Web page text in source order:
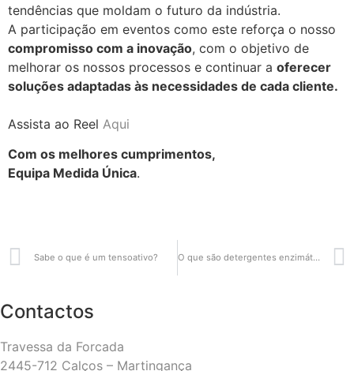
tendências que moldam o futuro da indústria.
A participação em eventos como este reforça o nosso
compromisso com a inovação, com o objetivo de
melhorar os nossos processos e continuar a oferecer
soluções adaptadas às necessidades de cada cliente.
Assista ao Reel Aqui
Com os melhores cumprimentos,
Equipa Medida Única.
Sabe o que é um tensoativo? O que são detergentes enzimáticos?
Contactos
Travessa da Forcada
2445-712 Calços – Martingança